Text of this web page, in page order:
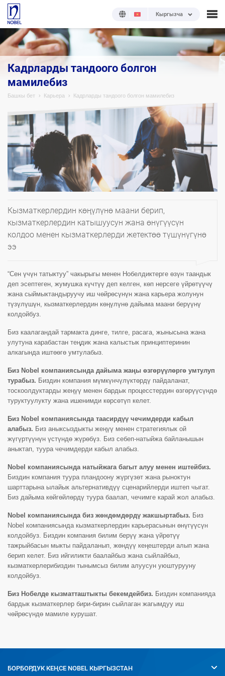
Кыргызча
Кадрларды тандоого болгон
мамилебиз
Башкы бет Карьера Кадрларды тандоого болгон мамилебиз
Кызматкерлердин көңүлүнө маани берип,
кызматкерлердин катышуусун жана өнүгүүсүн
колдоо менен кызматкерлерди жетектөө түшүнүгүнө
ээ
“Сен үчүн татыктуу” чакырыгы менен Нобелдиктерге өзүн таандык
деп эсептеген, жумушка күчтүү деп келген, көп нерсеге үйрөтүүчү
жана сыймыктандыруучу иш чөйрөсүнүн жана карьера жолунун
түзүлүшүн, кызматкерлердин көңүлүнө дайыма маани берүүнү
колдойбуз.
Биз каалагандай тармакта динге, тилге, расага, жынысына жана
улутуна карабастан теңдик жана калыстык принциптеринин
алкагында иштөөгө умтулабыз.
Биз Nobel компаниясында дайыма жаңы өзгөрүүлөргө умтулуп
турабыз. Биздин компания мүмкүнчүлүктөрдү пайдаланат,
тоскоолдуктарды жеңүү менен бардык процесстердин өзгөрүүсүндө
туруктуулукту жана ишенимди көрсөтүп келет.
Биз Nobel компаниясында таасирдүү чечимдерди кабыл
алабыз. Биз аныксыздыкты жеңүү менен стратегиялык ой
жүгүртүүнүн үстүндө жүрөбүз. Биз себеп-натыйжа байланышын
аныктап, туура чечимдерди кабыл алабыз.
Nobel компаниясында натыйжага багыт алуу менен иштейбиз.
Биздин компания туура пландоону жүргүзөт жана рыноктун
шарттарына ылайык альтернативдүү сценарийлерди иштеп чыгат.
Биз дайыма көйгөйлөрдү туура баалап, чечимге карай жол алабыз.
Nobel компаниясында биз жөндөмдөрдү жакшыртабыз. Биз
Nobel компаниясында кызматкерлердин карьерасынын өнүгүүсүн
колдойбуз. Биздин компания билим берүү жана үйрөтүү
тажрыйбасын мыкты пайдаланып, жөндүү кеңештерди алып жана
берип келет. Биз ийгиликти баалайбыз жана сыйлайбыз,
кызматкерлерибиздин тынымсыз билим алуусун уюштурууну
колдойбуз.
Биз Нобелде кызматташтыкты бекемдейбиз. Биздин компанияда
бардык кызматкерлер бири-бирин сыйлаган жагымдуу иш
чөйрөсүндө мамиле курушат.
БОРБОРДУК КЕҢСЕ NOBEL КЫРГЫЗСТАН